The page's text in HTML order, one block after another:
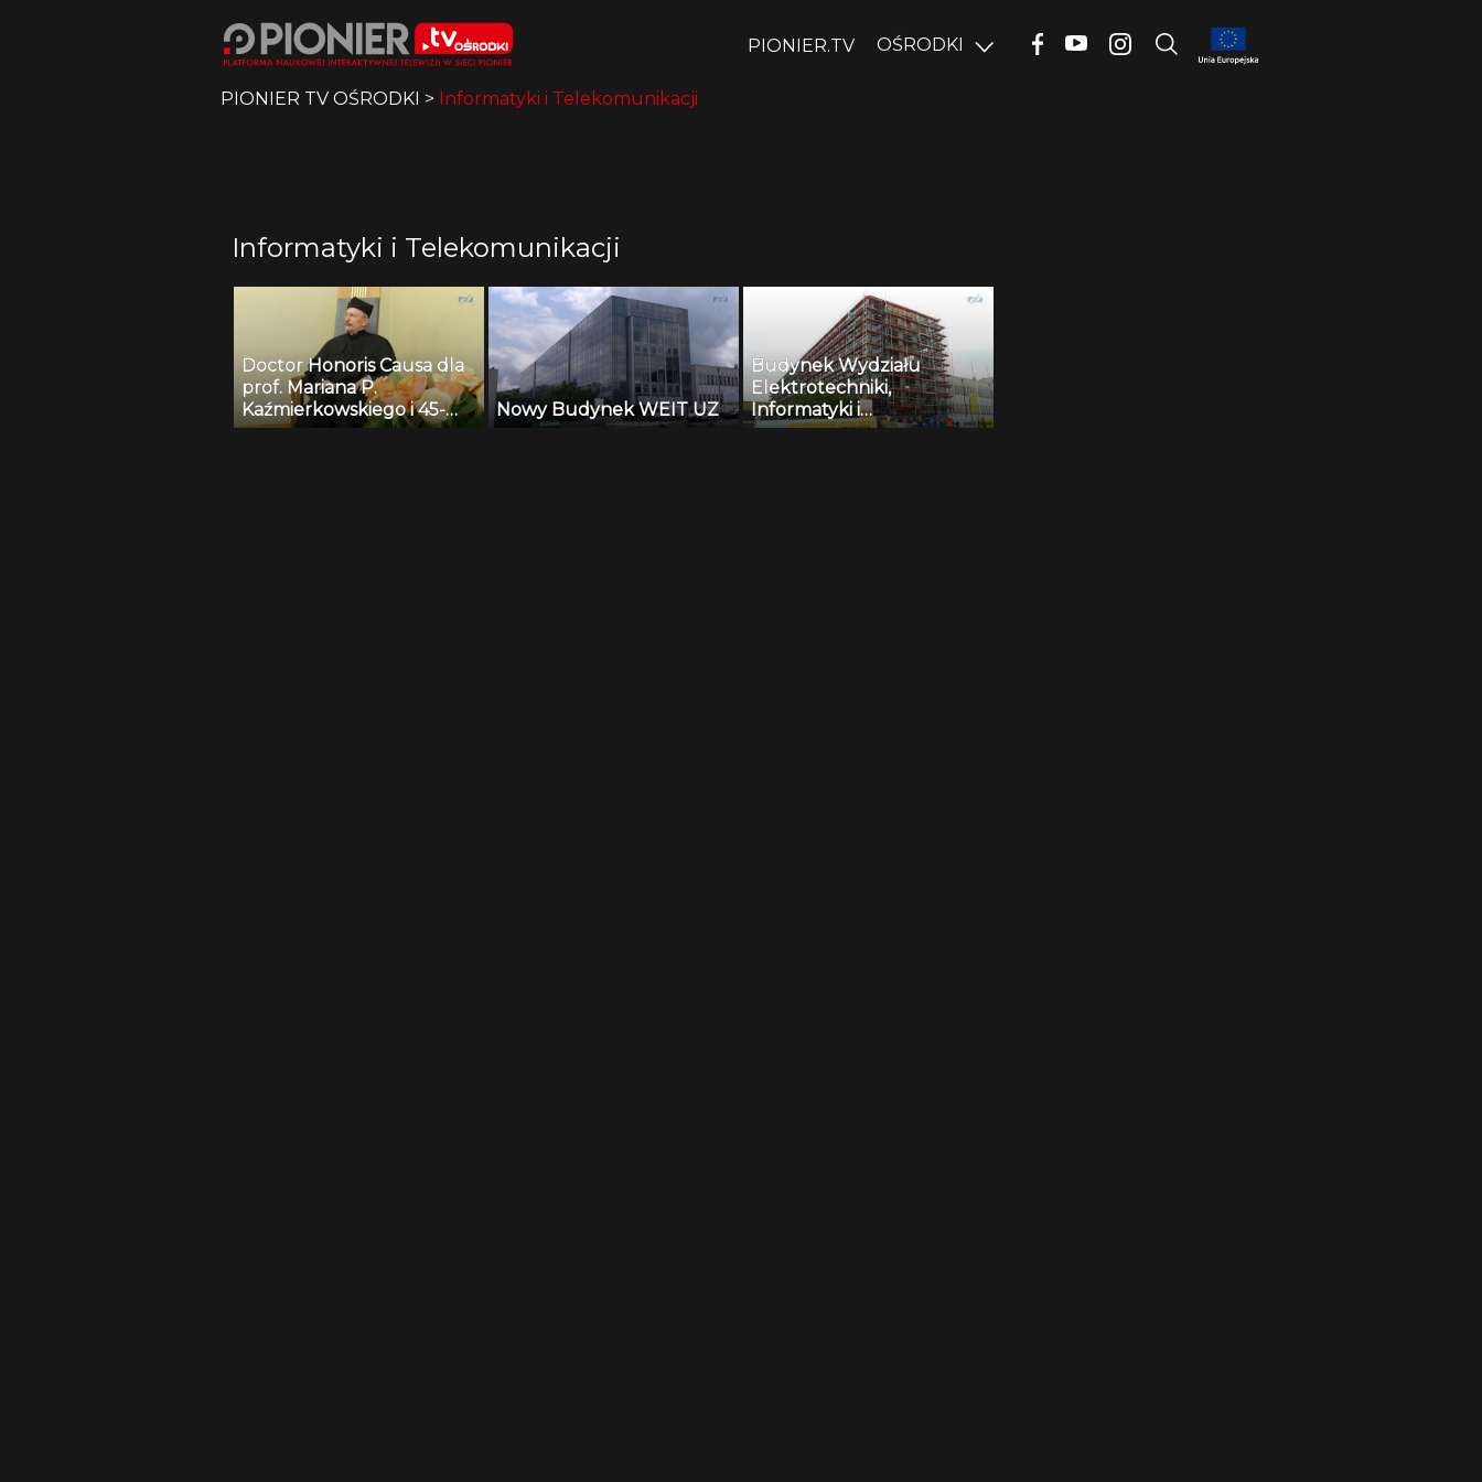
PIONIER.TV OŚRODKI
PIONIER TV OŚRODKI > Informatyki i Telekomunikacji
Informatyki i Telekomunikacji
Doctor Honoris Causa dla
prof. Mariana P.
Kaźmierkowskiego i 45-
lecie WEIiT
Nowy Budynek WEIT UZ
Budynek Wydziału
Elektrotechniki,
Informatyki i
Telekomunikacji UZ